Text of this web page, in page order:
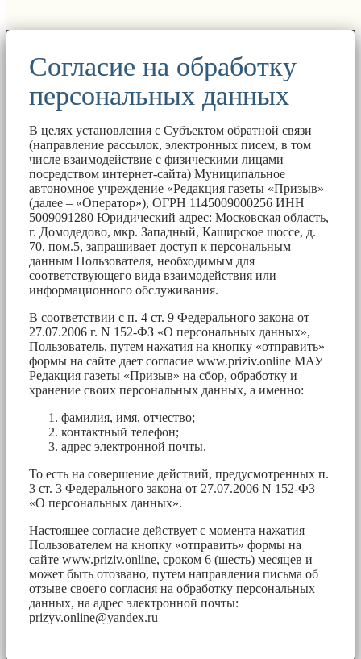
Согласие на обработку
персональных данных
В целях установления с Субъектом обратной связи
(направление рассылок, электронных писем, в том
числе взаимодействие с физическими лицами
посредством интернет-сайта) Муниципальное
автономное учреждение «Редакция газеты «Призыв»
(далее – «Оператор»), ОГРН 1145009000256 ИНН
5009091280 Юридический адрес: Московская область,
г. Домодедово, мкр. Западный, Каширское шоссе, д.
70, пом.5, запрашивает доступ к персональным
данным Пользователя, необходимым для
соответствующего вида взаимодействия или
информационного обслуживания.
В соответствии с п. 4 ст. 9 Федерального закона от
27.07.2006 г. N 152-ФЗ «О персональных данных»,
Пользователь, путем нажатия на кнопку «отправить»
формы на сайте дает согласие www.priziv.online МАУ
Редакция газеты «Призыв» на сбор, обработку и
хранение своих персональных данных, а именно:
фамилия, имя, отчество;
контактный телефон;
адрес электронной почты.
То есть на совершение действий, предусмотренных п.
3 ст. 3 Федерального закона от 27.07.2006 N 152-ФЗ
«О персональных данных».
Настоящее согласие действует с момента нажатия
Пользователем на кнопку «отправить» формы на
сайте www.priziv.online, сроком 6 (шесть) месяцев и
может быть отозвано, путем направления письма об
отзыве своего согласия на обработку персональных
данных, на адрес электронной почты:
prizyv.online@yandex.ru